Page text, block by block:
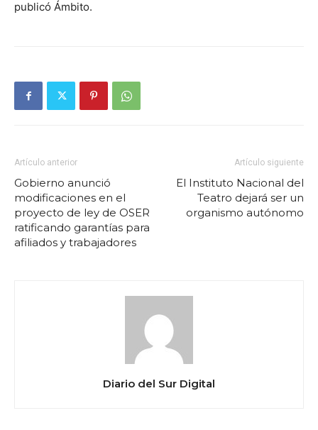
publicó Ámbito.
Artículo anterior
Gobierno anunció
modificaciones en el
proyecto de ley de OSER
ratificando garantías para
afiliados y trabajadores
Artículo siguiente
El Instituto Nacional del
Teatro dejará ser un
organismo autónomo
Diario del Sur Digital